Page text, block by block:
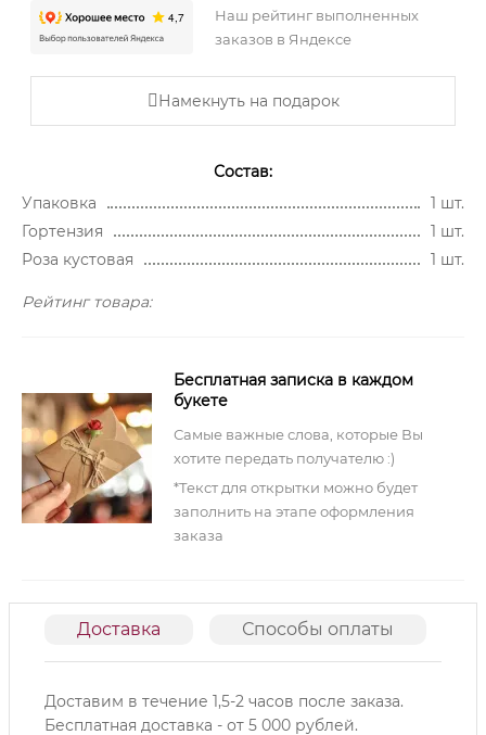
Наш рейтинг выполненных
заказов в Яндексе
Намекнуть на подарок
Состав:
Упаковка
1 шт.
Гортензия
1 шт.
Роза кустовая
1 шт.
Рейтинг товара:
Бесплатная записка в каждом
букете
Самые важные слова, которые Вы
хотите передать получателю :)
*Текст для открытки можно будет
заполнить на этапе оформления
заказа
Доставка Способы оплаты
Доставим в течение 1,5-2 часов после заказа.
Бесплатная доставка - от 5 000 рублей.